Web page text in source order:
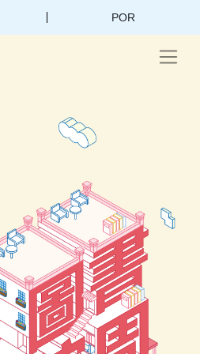
POR